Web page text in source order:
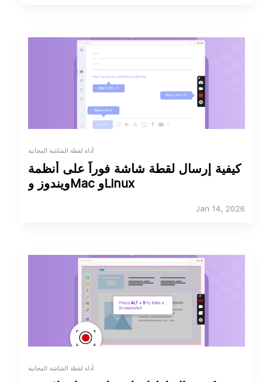
أداة لقطة الشاشة المجانية
كيفية إرسال لقطة شاشة فوراً على أنظمة
ويندوز وMac وLinux
Jan 14, 2026
أداة لقطة الشاشة المجانية